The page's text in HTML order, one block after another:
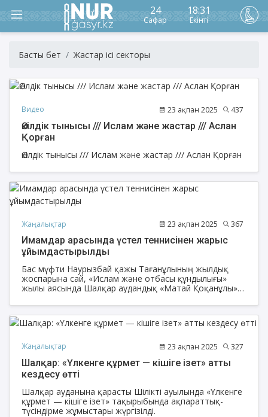
24
Сафар
18:31
Екінті
Басты бет Жастар ісі секторы
Видео 23 ақпан 2025 437
Өкілдік тынысы /// Ислам және жастар /// Аслан
Қорған
Өкілдік тынысы /// Ислам және жастар /// Аслан Қорған
Жаңалықтар 23 ақпан 2025 367
Имамдар арасында үстел теннисінен жарыс
ұйымдастырылды
Бас мүфти Наурызбай қажы Тағанұлының жылдық
жоспарына сай, «Ислам және отбасы құндылығы»
жылы аясында Шалқар аудандық «Матай Қоқанұлы»
ұйымдастыруымен мешіт имамдары арасында үстел
теннисінен жарыс өтті.
Жаңалықтар 23 ақпан 2025 327
Шалқар: «Үлкенге құрмет — кішіге ізет» атты
кездесу өтті
Шалқар ауданына қарасты Шілікті ауылында «Үлкенге
құрмет — кішіге ізет» тақырыбында ақпараттық-
түсіндірме жұмыстары жүргізілді.